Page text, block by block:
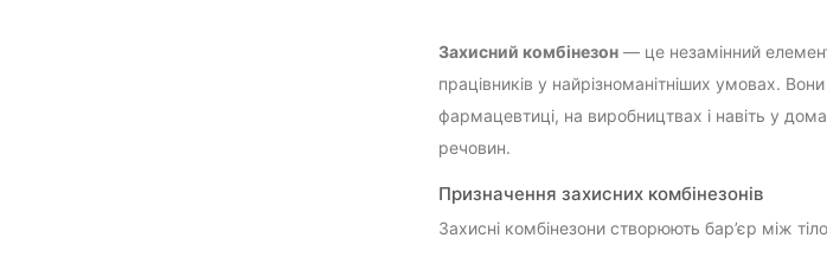
Захисний комбінезон— це незамінний елемент
працівників у найрізноманітніших умовах.
фармацевтиці, на виробництвах і навіть у
речовин.
Призначення захисних комбінезонів
Захисні комбінезони створюють бар’єр між